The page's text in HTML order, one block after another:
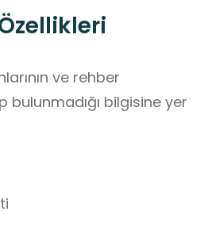
ve rehber
bulunmadığı bilgisine yer